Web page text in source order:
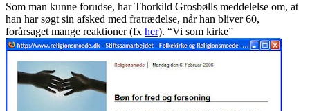
Som man kunne forudse, har Thorkild Grosbølls meddelelse om, at
han har søgt sin afsked med fratrædelse, når han bliver 60,
forårsaget mange reaktioner (fx her). “Vi som kirke”